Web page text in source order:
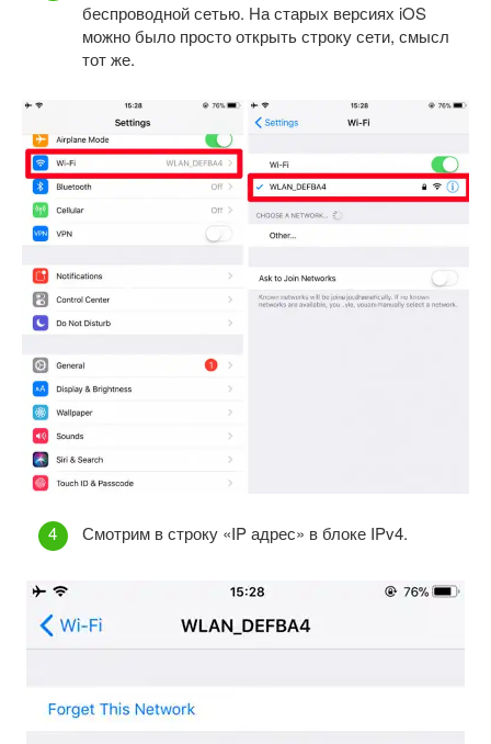
беспроводной сетью. На старых версиях iOS
можно было просто открыть строку сети, смысл
тот же.
Смотрим в строку «IP адрес» в блоке IPv4.